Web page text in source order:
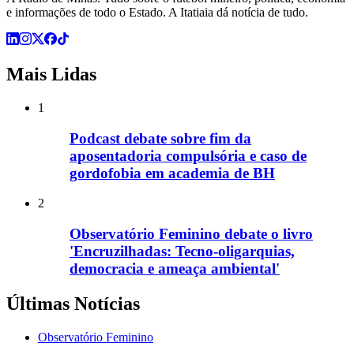
e informações de todo o Estado. A Itatiaia dá notícia de tudo.
Mais Lidas
1
Podcast debate sobre fim da
aposentadoria compulsória e caso de
gordofobia em academia de BH
2
Observatório Feminino debate o livro
'Encruzilhadas: Tecno-oligarquias,
democracia e ameaça ambiental'
Últimas Notícias
Observatório Feminino